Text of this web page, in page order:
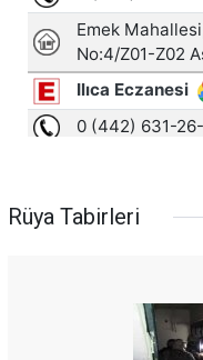
Rüya Tabirleri